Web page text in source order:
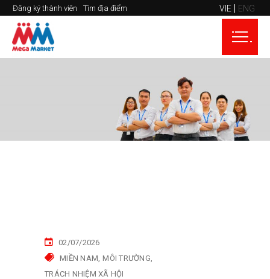
Đăng ký thành viên Tìm địa điểm VIE ENG
02/07/2026
MIỀN NAM MÔI TRƯỜNG
TRÁCH NHIỆM XÃ HỘI